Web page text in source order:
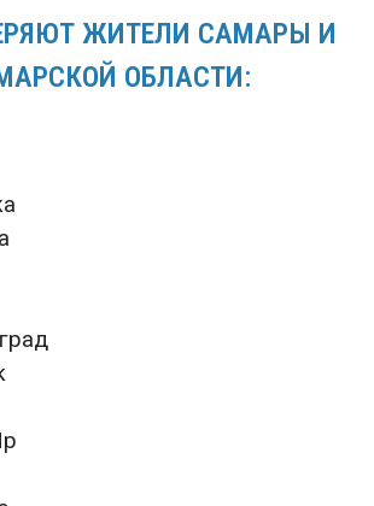
ЖИТЕЛИ САМАРЫ И
ОБЛАСТИ: